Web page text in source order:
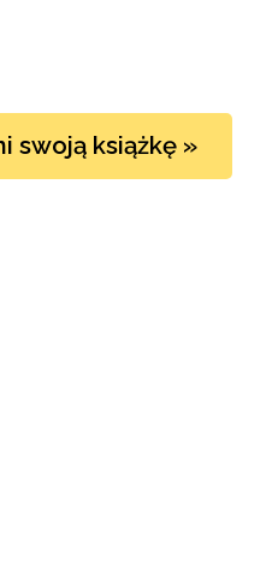
swoją książkę »